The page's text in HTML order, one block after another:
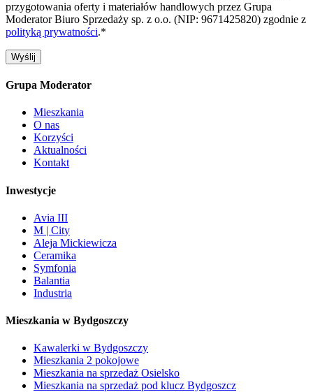
przygotowania oferty i materiałów handlowych przez Grupa
Moderator Biuro Sprzedaży sp. z o.o. (NIP: 9671425820) zgodnie z
polityką prywatności.*
Grupa Moderator
Mieszkania
O nas
Korzyści
Aktualności
Kontakt
Inwestycje
Avia III
M | City
Aleja Mickiewicza
Ceramika
Symfonia
Balantia
Industria
Mieszkania w Bydgoszczy
Kawalerki w Bydgoszczy
Mieszkania 2 pokojowe
Mieszkania na sprzedaż Osielsko
Mieszkania na sprzedaż pod klucz Bydgoszcz